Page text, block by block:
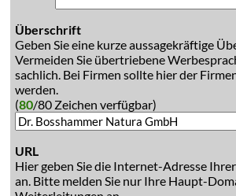
Überschrift
Geben Sie eine kurze aussagekräftige
Vermeiden Sie übertriebene
sachlich. Bei Firmen sollte hier der
werden.
(80/80 Zeichen verfügbar)
URL
Hier geben Sie die Internet-Adresse
an. Bitte melden Sie nur Ihre Haupt-